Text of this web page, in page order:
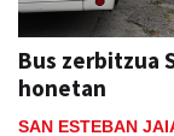
Bus zerbitzua
honetan
SAN ESTEBAN